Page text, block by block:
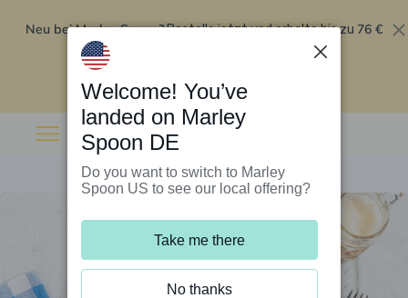
Neu bei Marley Spoon?Bestelle jetzt und erhalte bis zu 76 €
Rabatt auf deine ersten fünf Boxen
Welcome! You’ve
landed on Marley
Spoon DE
Do you want to switch to Marley
Spoon US to see our local offering?
Take me there
No thanks